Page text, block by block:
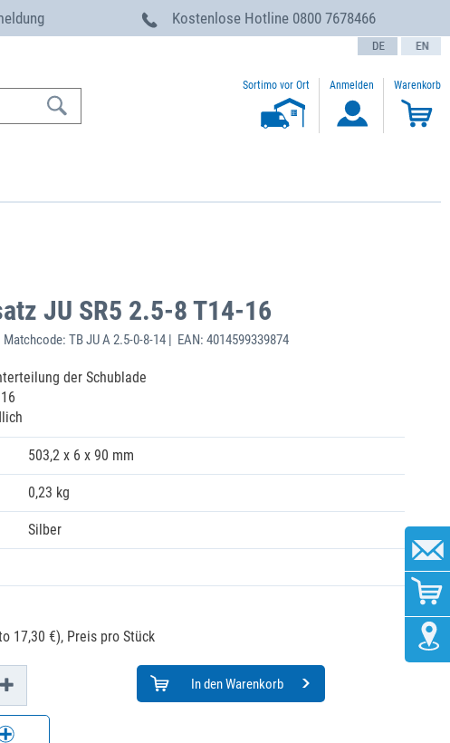
Kostenlose Hotline 0800 7678466
text.language
Sortimo vor Ort Anmelden Warenkorb
JU SR5 2.5-8 T14-16
TB JU A 2.5-0-8-14 | EAN: 4014599339874
der Schublade
503,2 x 6 x 90 mm
0,23 kg
Silber
17,30 €), Preis pro Stück
In den Warenkorb